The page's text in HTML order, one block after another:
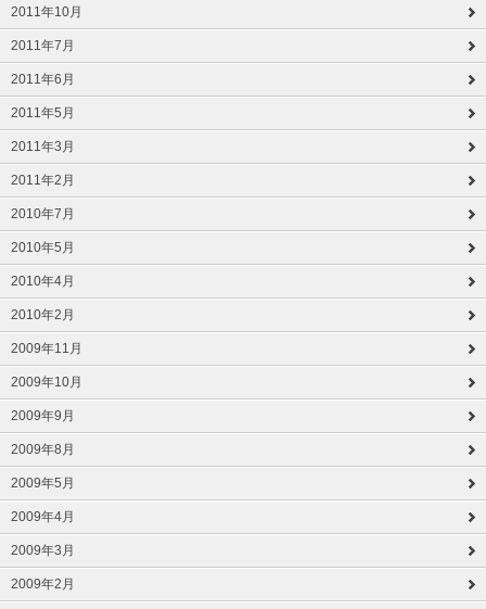
2011年10月
2011年7月
2011年6月
2011年5月
2011年3月
2011年2月
2010年7月
2010年5月
2010年4月
2010年2月
2009年11月
2009年10月
2009年9月
2009年8月
2009年5月
2009年4月
2009年3月
2009年2月